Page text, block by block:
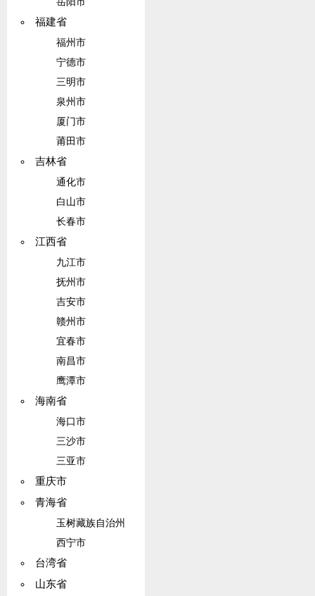
福建省
福州市
宁德市
三明市
泉州市
厦门市
莆田市
吉林省
通化市
白山市
长春市
江西省
九江市
抚州市
吉安市
赣州市
宜春市
南昌市
鹰潭市
海南省
海口市
三沙市
三亚市
重庆市
青海省
玉树藏族自治州
西宁市
台湾省
山东省